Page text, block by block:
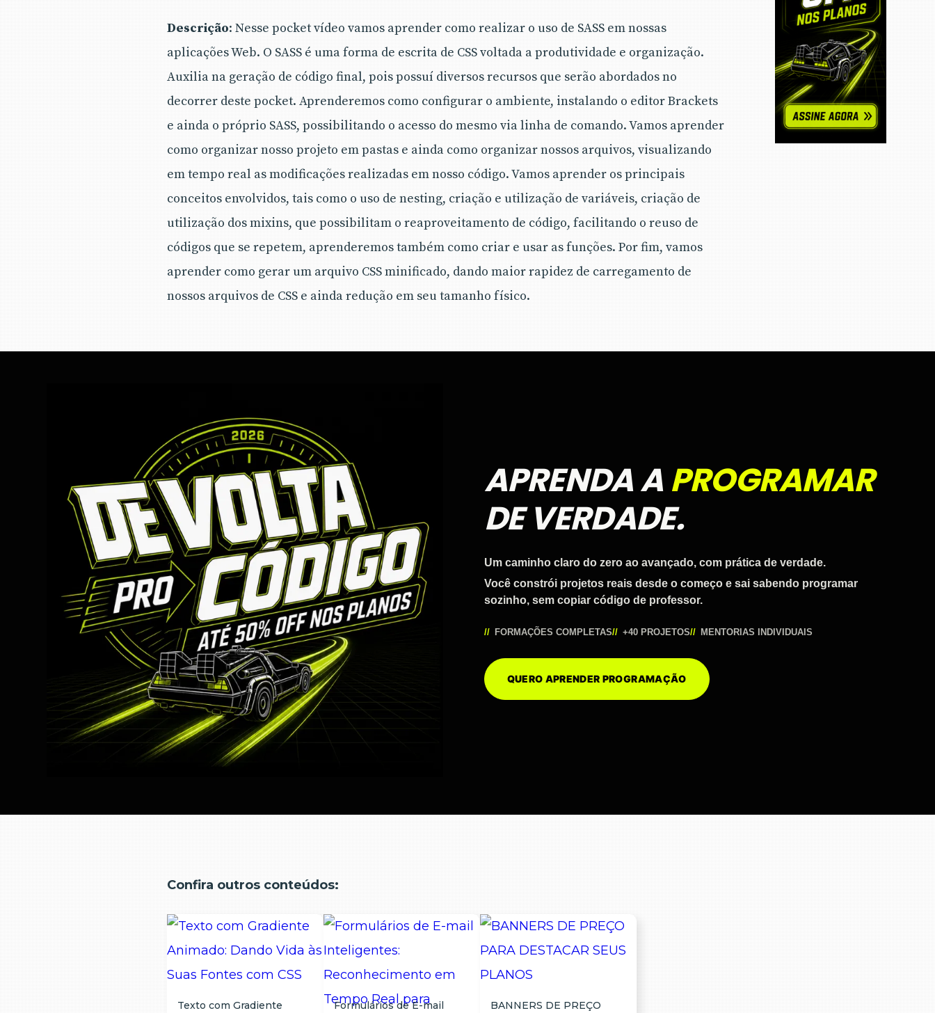
Descrição: Nesse pocket vídeo vamos aprender como realizar o uso de SASS em nossas
aplicações Web. O SASS é uma forma de escrita de CSS voltada a produtividade e organização.
Auxilia na geração de código final, pois possuí diversos recursos que serão abordados no
decorrer deste pocket. Aprenderemos como configurar o ambiente, instalando o editor Brackets
e ainda o próprio SASS, possibilitando o acesso do mesmo via linha de comando. Vamos aprender
como organizar nosso projeto em pastas e ainda como organizar nossos arquivos, visualizando
em tempo real as modificações realizadas em nosso código. Vamos aprender os principais
conceitos envolvidos, tais como o uso de nesting, criação e utilização de variáveis, criação de
utilização dos mixins, que possibilitam o reaproveitamento de código, facilitando o reuso de
códigos que se repetem, aprenderemos também como criar e usar as funções. Por fim, vamos
aprender como gerar um arquivo CSS minificado, dando maior rapidez de carregamento de
nossos arquivos de CSS e ainda redução em seu tamanho físico.
APRENDA APROGRAMAR
DE VERDADE.
Um caminho claro do zero ao avançado, com prática de verdade.
Você constrói projetos reais desde o começo e sai sabendo programar
sozinho, sem copiar código de professor.
FORMAÇÕES COMPLETAS +40 PROJETOS MENTORIAS INDIVIDUAIS
QUERO APRENDER PROGRAMAÇÃO
Confira outros conteúdos:
Texto com Gradiente
Formulários de E-mail
BANNERS DE PREÇO